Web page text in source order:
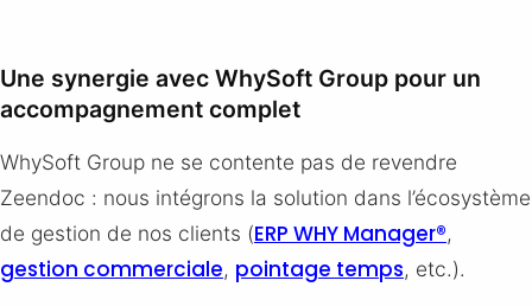
Une synergie avec WhySoft Group pour un
accompagnement complet
WhySoft Group ne se contente pas de revendre
Zeendoc : nous intégrons la solution dans l’écosystème
de gestion de nos clients (ERP WHY Manager®,
gestion commerciale, pointage temps, etc.).